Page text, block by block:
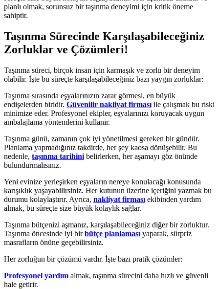
planlı olmak, sorunsuz bir taşınma deneyimi için kritik öneme
sahiptir.
Taşınma Sürecinde Karşılaşabileceğiniz
Zorluklar ve Çözümleri!
Taşınma süreci, birçok insan için karmaşık ve zorlu bir deneyim
olabilir. İşte bu süreçte karşılaşabileceğiniz bazı yaygın zorluklar:
Taşınma sırasında eşyalarınızın zarar görmesi, en büyük
endişelerden biridir. Güvenilir nakliyat firması ile çalışmak bu riski
minimize eder. Profesyonel ekipler, eşyalarınızı koruyacak uygun
ambalajlama yöntemlerini kullanır.
Taşınma günü, zamanın çok iyi yönetilmesi gereken bir gündür.
Planlama yapmadığınız takdirde, her şey kaosa dönüşebilir. Bu
nedenle, taşınma tarihini belirlerken, her aşamayı göz önünde
bulundurmalısınız.
Yeni evinize yerleşirken eşyaların nereye konulacağı konusunda
karışıklık yaşayabilirsiniz. Her kutunun üzerine içeriğini yazmak bu
durumu kolaylaştırır. Ayrıca, nakliyat firması ekibinden yardım
almak, bu süreçte size büyük kolaylık sağlar.
Taşınma bütçenizi aşmanız, karşılaşabileceğiniz diğer bir zorluktur.
Taşınma öncesinde iyi birbütçe planlaması yaparak, sürpriz
masrafların önüne geçebilirsiniz.
Her zorluğun bir çözümü vardır. İşte bazı pratik çözümler:
Profesyonel yardım almak, taşınma sürecini daha hızlı ve güvenli
hale getirir.